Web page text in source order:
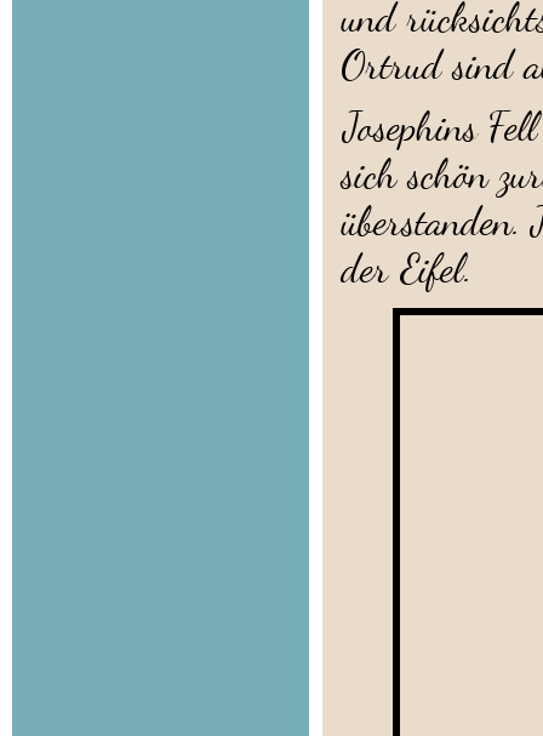
und
Ortrud sind
Josephins
sich schön
überstanden.
der Eifel.